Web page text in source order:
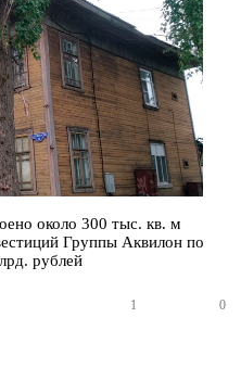
около 300 тыс. кв. м
Группы Аквилон по
рублей
1 0